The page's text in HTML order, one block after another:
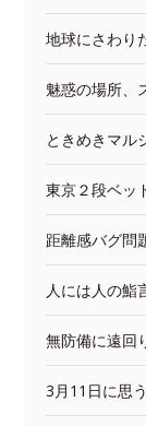
地球にさわり
魅惑の場所、
ときめきマル
東京２段ベッ
距離感バグ問
人には人の鮨
無防備に遠回
3月11日に思